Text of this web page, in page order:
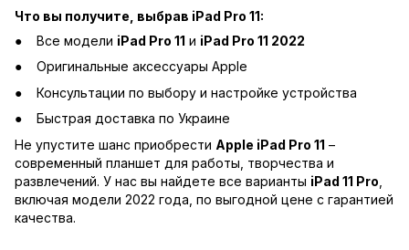
Что вы получите, выбрав iPad Pro 11:
Все модели iPad Pro 11 и iPad Pro 11 2022
Оригинальные аксессуары Apple
Консультации по выбору и настройке устройства
Быстрая доставка по Украине
Не упустите шанс приобрести Apple iPad Pro 11 –
современный планшет для работы, творчества и
развлечений. У нас вы найдете все варианты iPad 11 Pro
включая модели 2022 года, по выгодной цене с гарантией
качества.